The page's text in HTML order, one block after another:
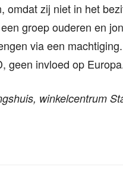
omdat zij niet in het
groep ouderen en
via een
geen invloed op
winkelcentrum